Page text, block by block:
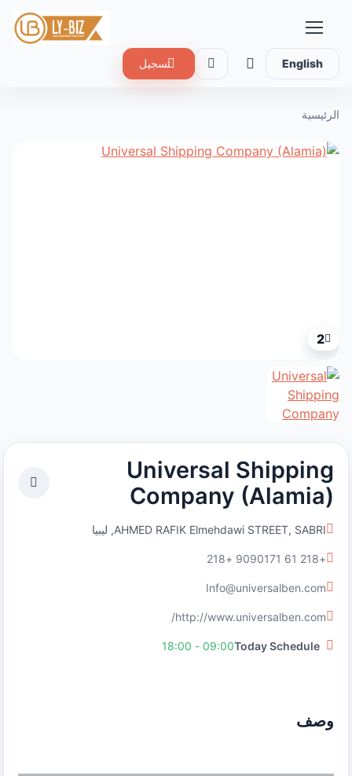
English تسجيل
الرئيسية
2
Universal Shipping
Company (Alamia)
AHMED RAFIK Elmehdawi STREET, SABRI, ليبيا
+218 61 9090171 +218
Info@universalben.com
http://www.universalben.com/
Today Schedule
09:00 - 18:00
وصف